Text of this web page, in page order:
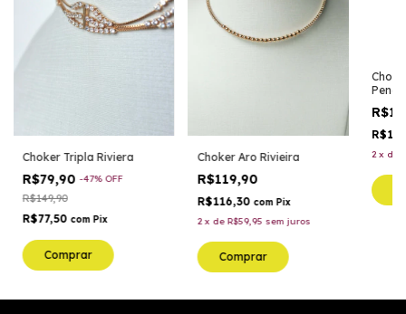
Choker Tripla Riviera
R$79,90-47% OFF
R$149,90
R$77,50 com Pix
Comprar
Choker Aro Rivieira
R$119,90
R$116,30 com Pix
2 x de R$59,95 sem juros
Comprar
2 x de